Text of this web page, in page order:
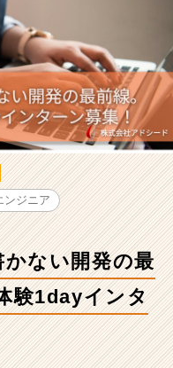
ンジニア
ない開発の最
験1dayインタ